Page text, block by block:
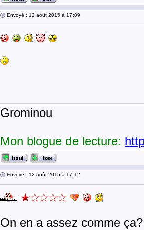
Envoyé : 12 août 2015 à 17:09
Grominou
Mon blogue de lecture:
Envoyé : 12 août 2015 à 17:12
On en a assez comme